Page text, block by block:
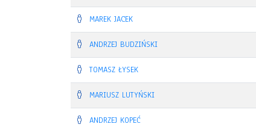
MAREK JACEK
ANDRZEJ BUDZIŃSKI
TOMASZ ŁYSEK
MARIUSZ LUTYŃSKI
ANDRZEJ KOPEĆ